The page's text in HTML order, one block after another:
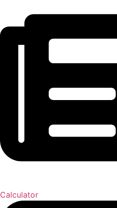
Calculator